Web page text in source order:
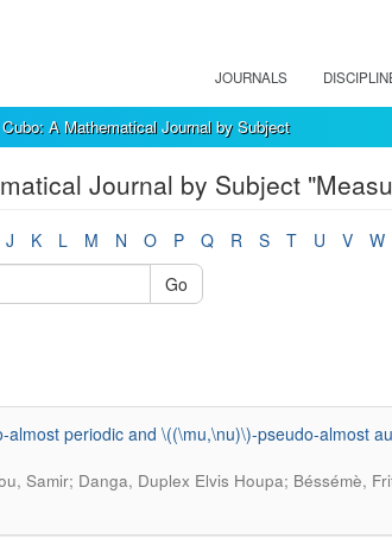
JOURNALS
A Mathematical Journal by Subject
Journal by Subject
J K L M N O P Q R S T U V W
Go
periodic and \((\mu,\nu)\)-pseudo-almost
Samir; Danga, Duplex Elvis Houpa; Béssémè,